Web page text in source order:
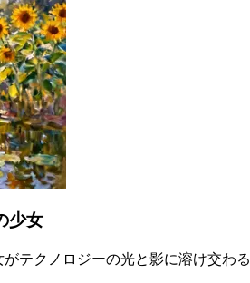
少女
テクノロジーの光と影に溶け交わる